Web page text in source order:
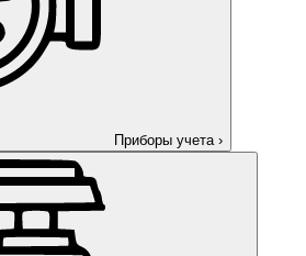
Приборы учета ›